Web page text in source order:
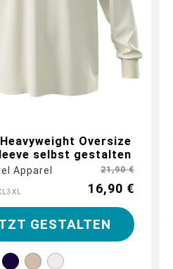
Oversize
selbst gestalten
Apparel
3XL
21,90 €
16,90 €
GESTALTEN